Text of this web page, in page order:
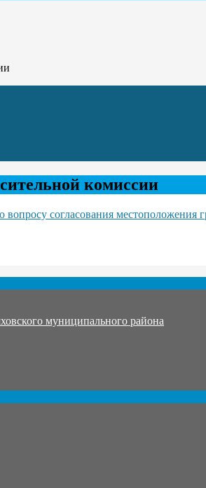
комиссии
согласования
муниципального района